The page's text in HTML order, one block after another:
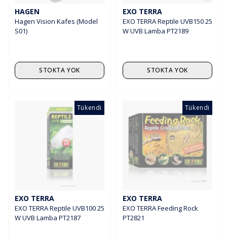
HAGEN
Hagen Vision Kafes (Model
S01)
STOKTA YOK
EXO TERRA
EXO TERRA Reptile UVB150 25
W UVB Lamba PT2189
STOKTA YOK
Tükendi
EXO TERRA
EXO TERRA Reptile UVB100 25
W UVB Lamba PT2187
Tükendi
EXO TERRA
EXO TERRA Feeding Rock
PT2821